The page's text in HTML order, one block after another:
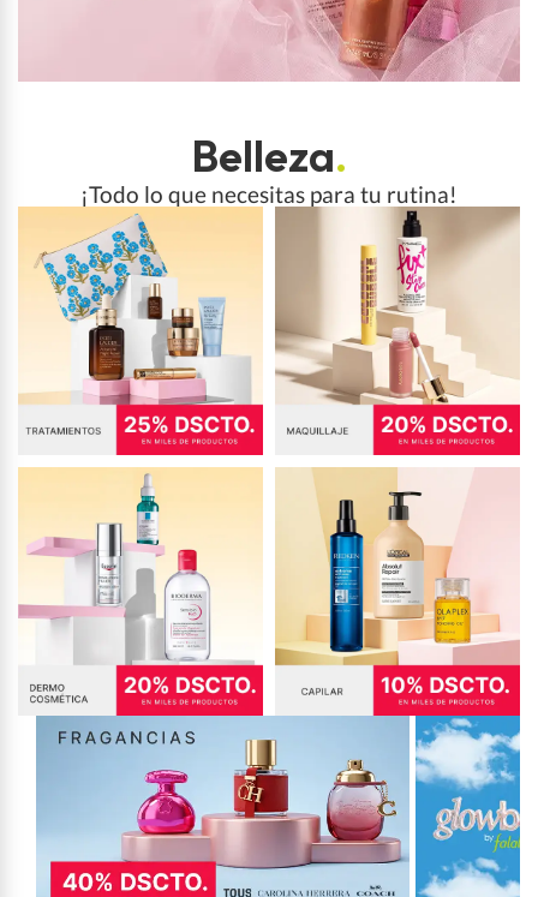
Belleza.
¡Todo lo que necesitas para tu rutina!